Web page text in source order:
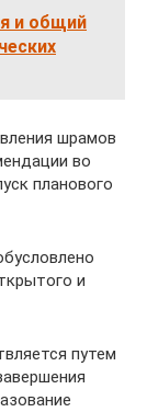
и общий
шрамов
во
планового
и
путем